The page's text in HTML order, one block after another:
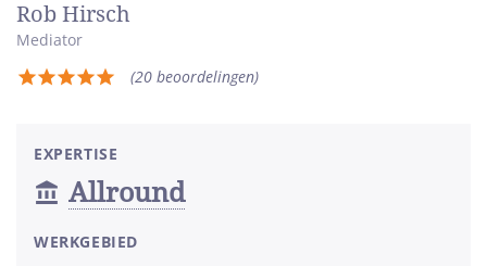
Rob Hirsch
Mediator
(20 beoordelingen)
Totale
van
sterren
EXPERTISE
Allround
WERKGEBIED